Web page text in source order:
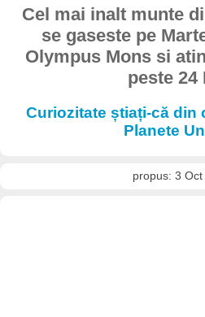
Cel mai inalt munte
se gaseste pe
Olympus Mons si
peste 24
Curiozitate știați-că din
Planete
propus: 3